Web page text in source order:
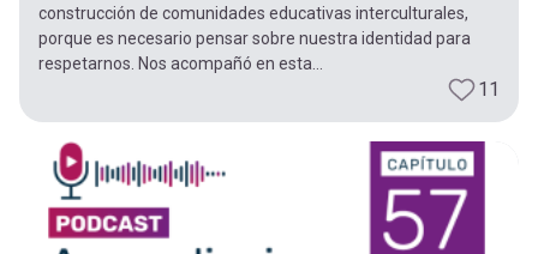
construcción de comunidades educativas interculturales,
porque es necesario pensar sobre nuestra identidad para
respetarnos. Nos acompañó en esta...
11